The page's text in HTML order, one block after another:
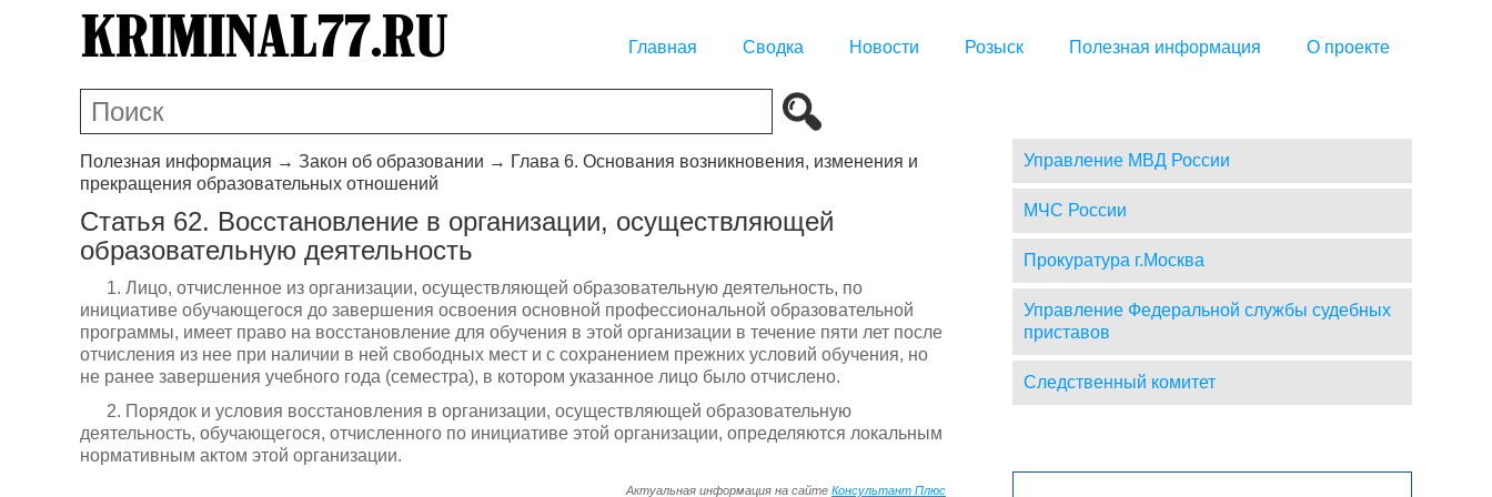
Главная Сводка Новости Розыск Полезная информация О проекте
Полезная информация → Закон об образовании → Глава 6. Основания возникновения, изменения и
прекращения образовательных отношений
Статья 62. Восстановление в организации, осуществляющей
образовательную деятельность
1. Лицо, отчисленное из организации, осуществляющей образовательную деятельность, по
инициативе обучающегося до завершения освоения основной профессиональной образовательной
программы, имеет право на восстановление для обучения в этой организации в течение пяти лет после
отчисления из нее при наличии в ней свободных мест и с сохранением прежних условий обучения, но
не ранее завершения учебного года (семестра), в котором указанное лицо было отчислено.
2. Порядок и условия восстановления в организации, осуществляющей образовательную
деятельность, обучающегося, отчисленного по инициативе этой организации, определяются локальным
нормативным актом этой организации.
Актуальная информация на сайте Консультант Плюс
Управление МВД России
МЧС России
Прокуратура г.Москва
Управление Федеральной службы судебных
приставов
Следственный комитет